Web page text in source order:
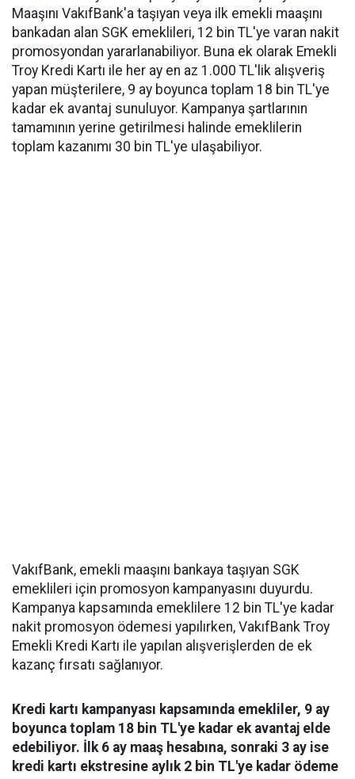
Maaşını VakıfBank'a taşıyan veya ilk emekli maaşını
bankadan alan SGK emeklileri, 12 bin TL'ye varan nakit
promosyondan yararlanabiliyor. Buna ek olarak Emekli
Troy Kredi Kartı ile her ay en az 1.000 TL'lik alışveriş
yapan müşterilere, 9 ay boyunca toplam 18 bin TL'ye
kadar ek avantaj sunuluyor. Kampanya şartlarının
tamamının yerine getirilmesi halinde emeklilerin
toplam kazanımı 30 bin TL'ye ulaşabiliyor.
VakıfBank, emekli maaşını bankaya taşıyan SGK
emeklileri için promosyon kampanyasını duyurdu.
Kampanya kapsamında emeklilere 12 bin TL'ye kadar
nakit promosyon ödemesi yapılırken, VakıfBank Troy
Emekli Kredi Kartı ile yapılan alışverişlerden de ek
kazanç fırsatı sağlanıyor.
Kredi kartı kampanyası kapsamında emekliler, 9 ay
boyunca toplam 18 bin TL'ye kadar ek avantaj elde
edebiliyor. İlk 6 ay maaş hesabına, sonraki 3 ay ise
kredi kartı ekstresine aylık 2 bin TL'ye kadar ödeme